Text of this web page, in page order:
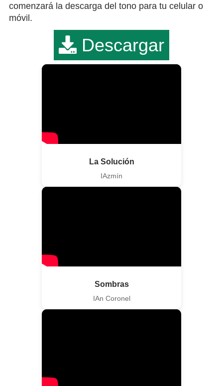
comenzará la descarga del tono para tu celular o
móvil.
Descargar
La Solución
IAzmín
Sombras
IAn Coronel